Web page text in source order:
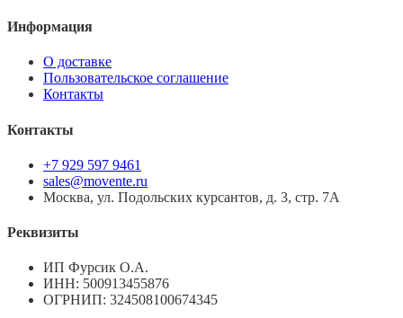
Информация
О доставке
Пользовательское соглашение
Контакты
Контакты
+7 929 597 9461
sales@movente.ru
Москва, ул. Подольских курсантов, д. 3, стр. 7А
Реквизиты
ИП Фурсик О.А.
ИНН: 500913455876
ОГРНИП: 324508100674345